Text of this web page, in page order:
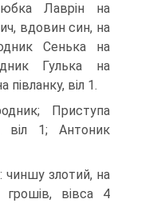
Лаврін на
вдовин син, на
Сенька на
Гулька на
півланку, віл 1.
Приступа
віл 1; Антоник
чиншу злотий, на
вівса 4